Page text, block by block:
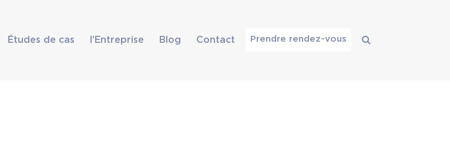
Études de cas l’Entreprise Blog Contact Prendre rendez-vous